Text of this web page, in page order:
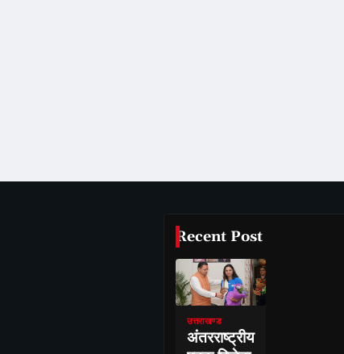
Recent Post
उत्तराखण्ड
अंतरराष्ट्रीय